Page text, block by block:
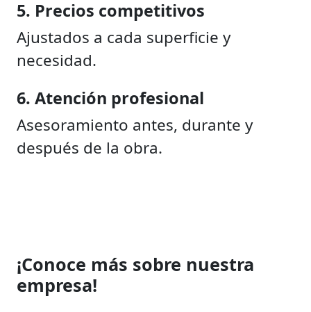
5. Precios competitivos
Ajustados a cada superficie y
necesidad.
6. Atención profesional
Asesoramiento antes, durante y
después de la obra.
¡Conoce más sobre nuestra
empresa!